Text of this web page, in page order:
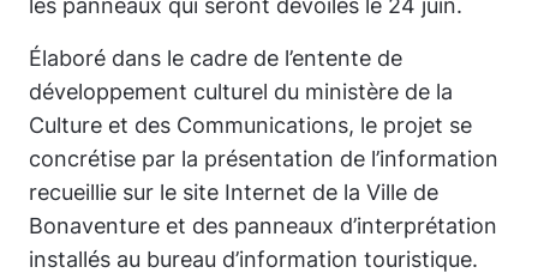
les panneaux qui seront dévoilés le 24 juin.
Élaboré dans le cadre de l’entente de
développement culturel du ministère de la
Culture et des Communications, le projet se
concrétise par la présentation de l’information
recueillie sur le site Internet de la Ville de
Bonaventure et des panneaux d’interprétation
installés au bureau d’information touristique.